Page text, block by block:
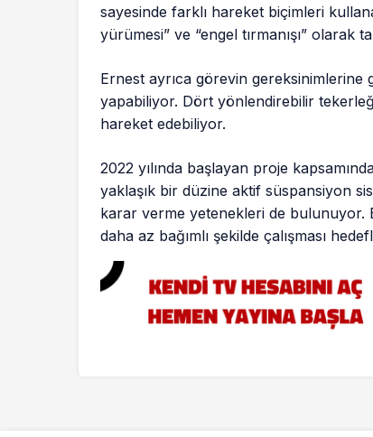
sayesinde farklı hareket biçimleri
yürümesi” ve “engel tırmanışı” olarak
Ernest ayrıca görevin gereksinimlerine
yapabiliyor. Dört yönlendirebilir
hareket edebiliyor.
2022 yılında başlayan proje
yaklaşık bir düzine aktif süspansiyon
karar verme yetenekleri de bulunuyor.
daha az bağımlı şekilde çalışması